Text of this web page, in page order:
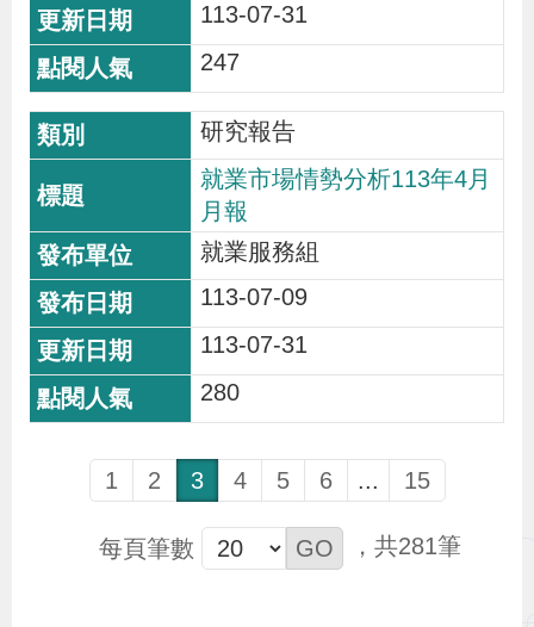
113-07-31
247
研究報告
就業市場情勢分析113年4月
月報
就業服務組
113-07-09
113-07-31
280
1 2 3 4 5 6 ... 15
每頁筆數 281